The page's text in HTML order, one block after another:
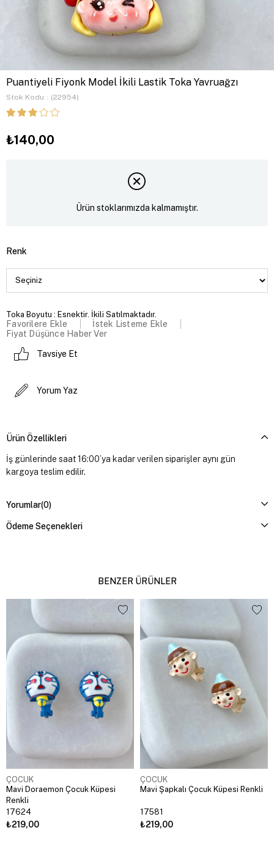
Puantiyeli Fiyonk Model İkili Lastik Toka Yavruağzı
Stok Kodu (22954)
₺140,00
Ürün stoklarımızda kalmamıştır.
Renk
Toka Boyutu : Esnektir. İkili Satılmaktadır.
Favorilere Ekle
İstek Listeme Ekle
Fiyat Düşünce Haber Ver
Tavsiye Et
Yorum Yaz
Ürün Özellikleri
İş günlerinde saat 16:00’ya kadar verilen siparişler aynı gün
kargoya teslim edilir.
Yorumlar(0)
Ödeme Seçenekleri
BENZER ÜRÜNLER
ÇOCUK
Mavi Doraemon Çocuk Küpesi
Renkli
17624
₺219,00
ÇOCUK
Mavi Şapkalı Çocuk Küpesi Renkli
17581
₺219,00